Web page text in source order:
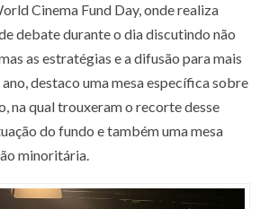
Cinema Fund Day, onde realiza
debate durante o dia discutindo não
as estratégias e a difusão para mais
destaco uma mesa específica sobre
na qual trouxeram o recorte desse
do fundo e também uma mesa
minoritária.